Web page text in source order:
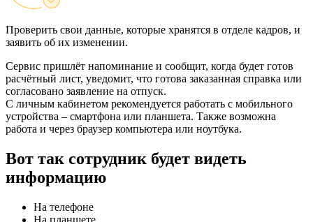
Проверить свои данные, которые хранятся в отделе кадров, и
заявить об их изменении.
Сервис пришлёт напоминание и сообщит, когда будет готов
расчётный лист, уведомит, что готова заказанная справка или
согласовано заявление на отпуск.
С личным кабинетом рекомендуется работать с мобильного
устройства – смартфона или планшета. Также возможна
работа и через браузер компьютера или ноутбука.
Вот так сотрудник будет видеть
информацию
На телефоне
На планшете